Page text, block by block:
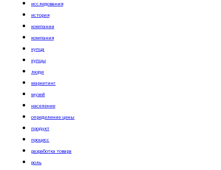
исследования
история
компании
компания
купца
купцы
люди
маркетинг
музей
население
определение цены
продукт
процесс
разработка товара
роль